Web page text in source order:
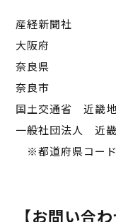
産経新聞社
大阪府
奈良県
奈良市
国土交通省 近畿
一般社団法人 近
※都道府県コー
【お問い合わ